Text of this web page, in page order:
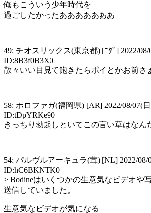
俺もこういう少年時代を
過ごしたかったあああああああ
49: チオスリックス(東京都) [ﾆﾀﾞ] 2022/08/
ID:8B3f0B3X0
散々いい目見て飽きたらポイとかお前さ
58: ホロファガ(福岡県) [AR] 2022/08/07(日
ID:tDpYRKe90
きっちり勃起しといてこの言い草はなん
54: パルヴルアーキュラ(茸) [NL] 2022/08/
ID:hC6BKNTK0
> Bodineはいくつかの生意気なビデオや
送信していました。
生意気なビデオが気になる